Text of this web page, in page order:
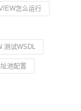
怎么运行
测试WSDL
池配置